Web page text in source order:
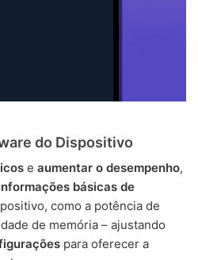
do Dispositivo
e aumentar o desempenho,
básicas de
como a potência de
de memória – ajustando
para oferecer a